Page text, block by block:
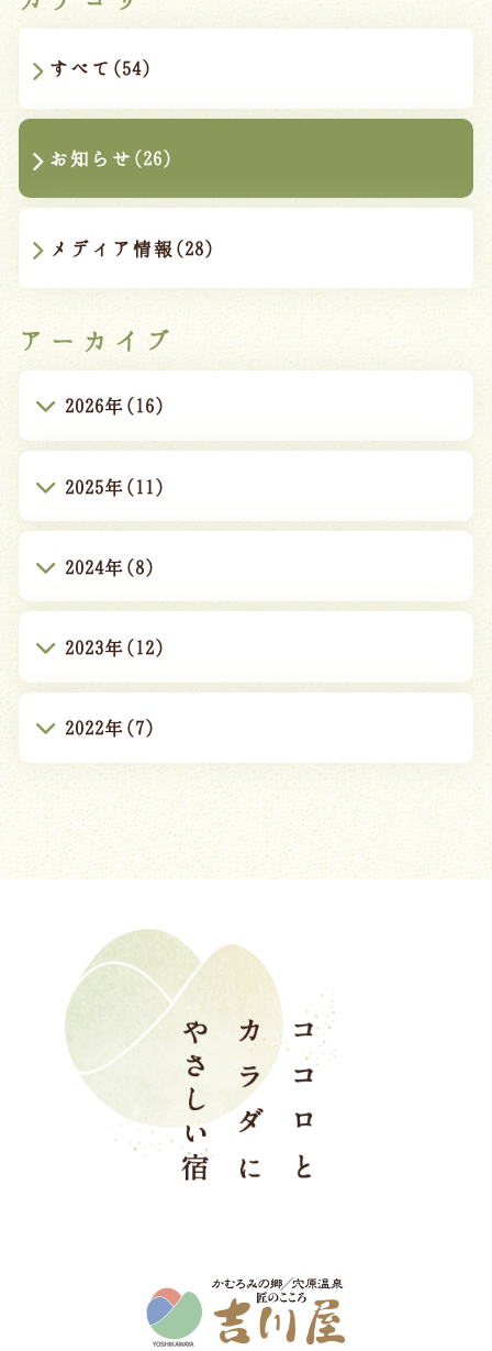
すべて(54)
お知らせ(26)
メディア情報(28)
アーカイブ
2026年(16)
2025年(11)
2024年(8)
2023年(12)
2022年(7)